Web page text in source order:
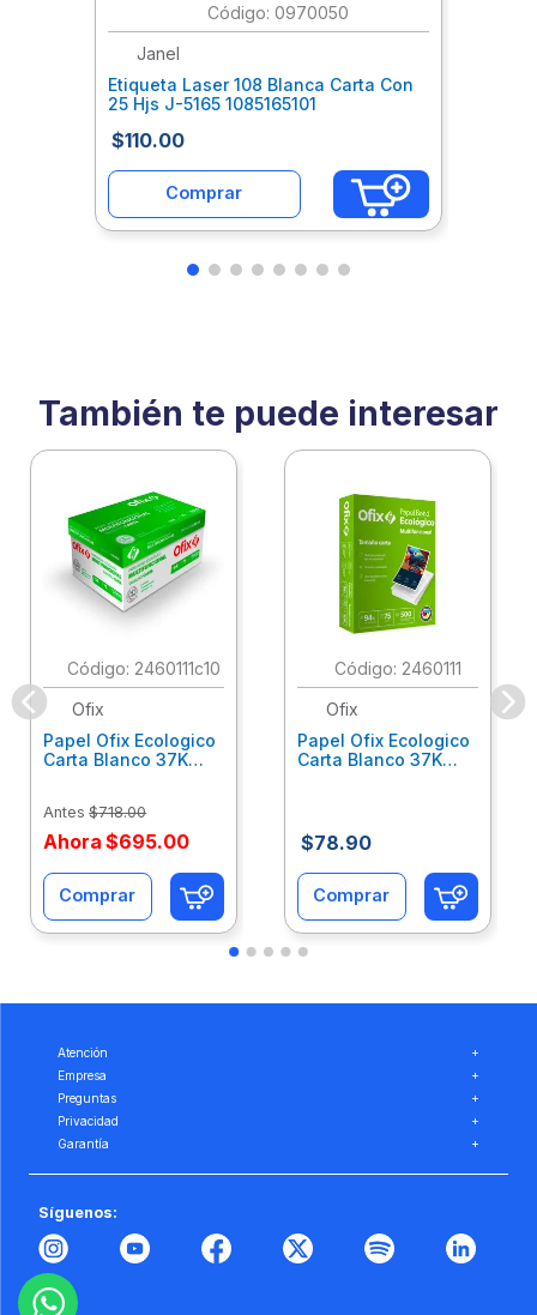
: 0970050
Janel
Etiqueta Laser 108 Blanca Carta Con
25 Hjs J-5165 1085165101
$110.00
Comprar
También te puede interesar
: 2460111c10
Ofix
Papel Ofix Ecologico
Carta Blanco 37K
Antes $718.00
Ahora $695.00
Comprar
: 2460111
Ofix
Papel Ofix Ecologico
Carta Blanco 37K
$78.90
Comprar
Atención
+
Empresa
+
Preguntas
+
Privacidad
+
Garantía
+
Síguenos: